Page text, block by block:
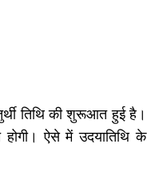
तिथि की शुरूआत हुई है।
ऐसे में उदयातिथि के